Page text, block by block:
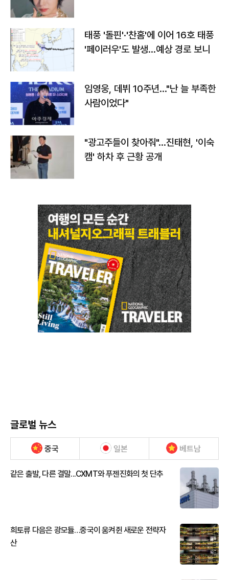
태풍 '돌핀'·'찬홈'에 이어 16호 태풍
'페이러우'도 발생…예상 경로 보니
임영웅, 데뷔 10주년…"난 늘 부족한
사람이었다"
"광고주들이 찾아줘"…진태현, '이숙
캠' 하차 후 근황 공개
글로벌 뉴스
중국 일본 베트남
같은 출발, 다른 결말...CXMT와 푸젠진화의 첫 단추
희토류 다음은 광모듈…중국이 움켜쥔 새로운 전략자
산